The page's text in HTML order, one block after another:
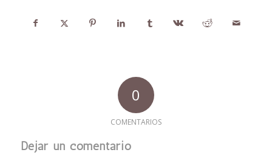
0
COMENTARIOS
Dejar un comentario